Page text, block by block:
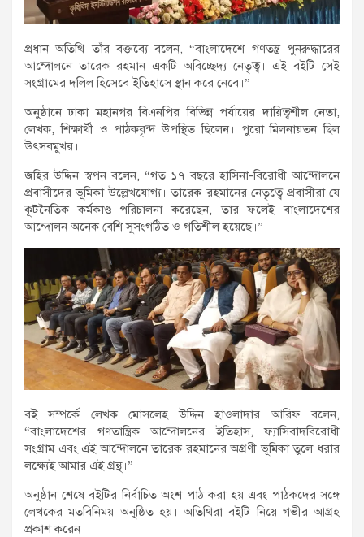
প্রধান অতিথি তাঁর বক্তব্যে বলেন, “বাংলাদেশে গণতন্ত্র পুনরুদ্ধারের
আন্দোলনে তারেক রহমান একটি অবিচ্ছেদ্য নেতৃত্ব। এই বইটি সেই
সংগ্রামের দলিল হিসেবে ইতিহাসে স্থান করে নেবে।”
অনুষ্ঠানে ঢাকা মহানগর বিএনপির বিভিন্ন পর্যায়ের দায়িত্বশীল নেতা,
লেখক, শিক্ষার্থী ও পাঠকবৃন্দ উপস্থিত ছিলেন। পুরো মিলনায়তন ছিল
উৎসবমুখর।
জহির উদ্দিন স্বপন বলেন, “গত ১৭ বছরে হাসিনা-বিরোধী আন্দোলনে
প্রবাসীদের ভূমিকা উল্লেখযোগ্য। তারেক রহমানের নেতৃত্বে প্রবাসীরা যে
কূটনৈতিক কর্মকাণ্ড পরিচালনা করেছেন, তার ফলেই বাংলাদেশের
আন্দোলন অনেক বেশি সুসংগঠিত ও গতিশীল হয়েছে।”
বই সম্পর্কে লেখক মোসলেহ উদ্দিন হাওলাদার আরিফ বলেন,
“বাংলাদেশের গণতান্ত্রিক আন্দোলনের ইতিহাস, ফ্যাসিবাদবিরোধী
সংগ্রাম এবং এই আন্দোলনে তারেক রহমানের অগ্রণী ভূমিকা তুলে ধরার
লক্ষ্যেই আমার এই গ্রন্থ।”
অনুষ্ঠান শেষে বইটির নির্বাচিত অংশ পাঠ করা হয় এবং পাঠকদের সঙ্গে
লেখকের মতবিনিময় অনুষ্ঠিত হয়। অতিথিরা বইটি নিয়ে গভীর আগ্রহ
প্রকাশ করেন।